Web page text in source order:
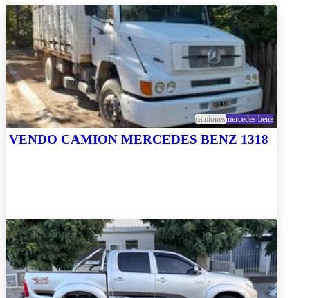
camionesmercedes benz
VENDO CAMION MERCEDES BENZ 1318